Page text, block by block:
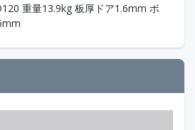
重量13.9kg 板厚ドア1.6mm ボ